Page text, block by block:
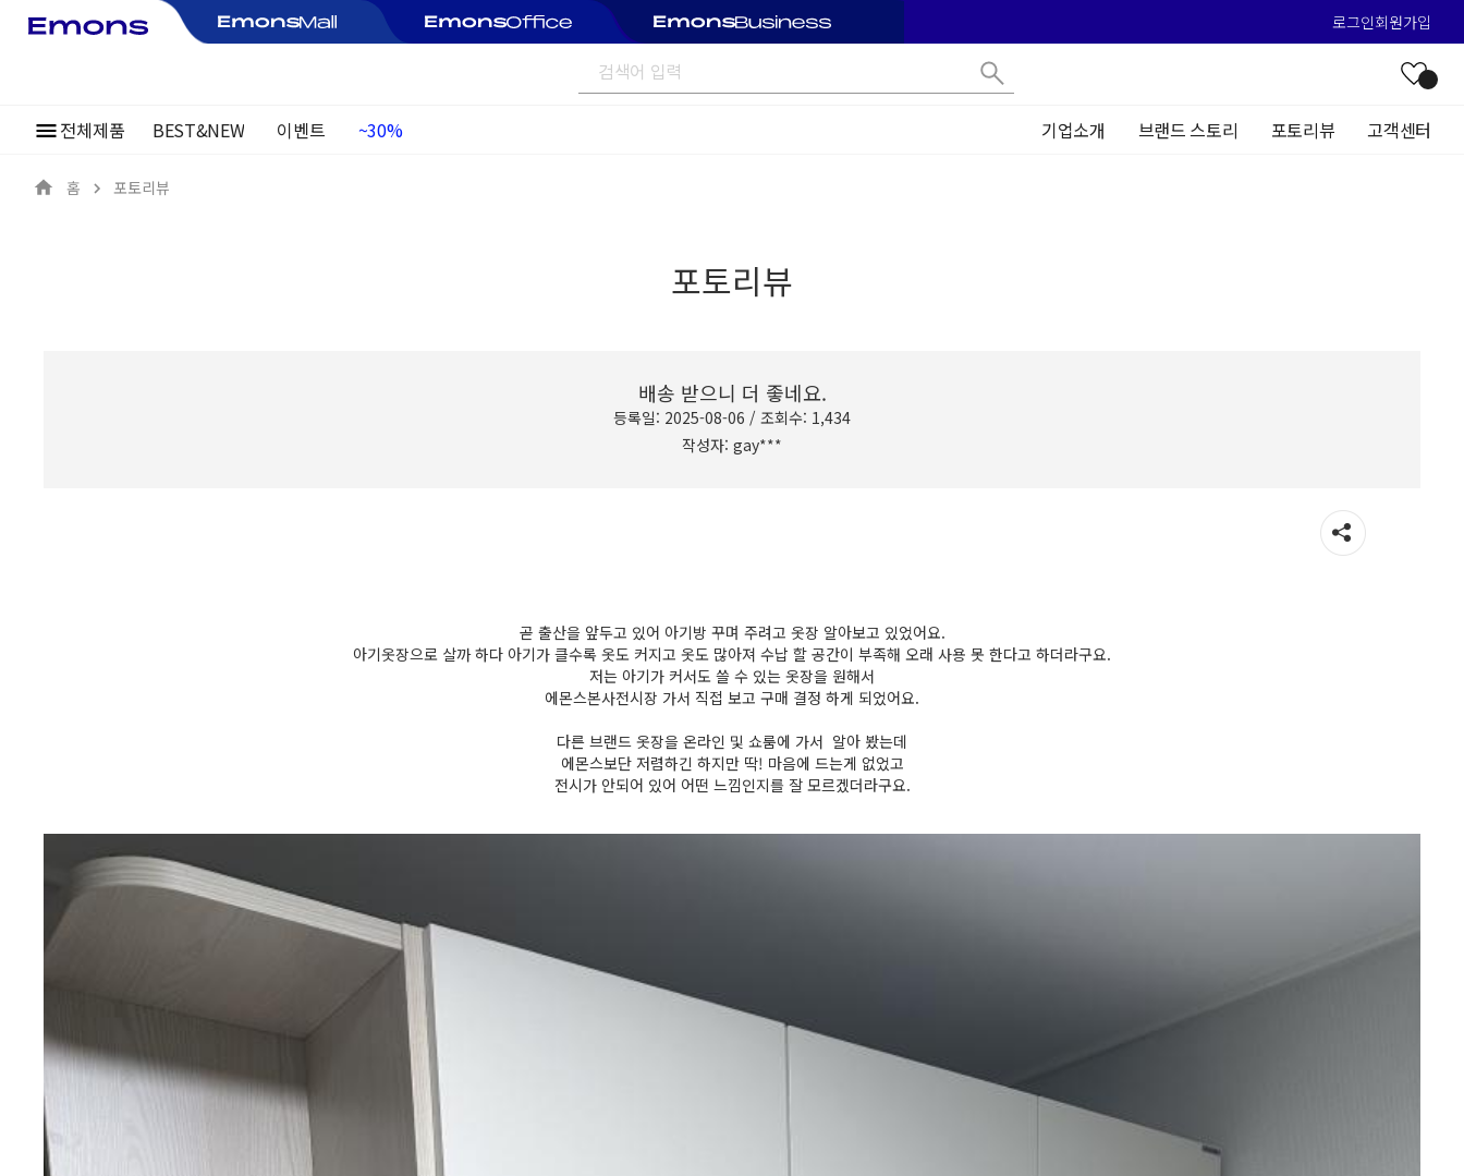
로그인회원가입
전체제품 BEST&NEW 이벤트
여름정기행사
기업소개 브랜드 스토리 포토리뷰 고객센터
홈 포토리뷰
포토리뷰
배송 받으니 더 좋네요.
등록일: 2025-08-06 / 조회수: 1,434
작성자: gay***
곧 출산을 앞두고 있어 아기방 꾸며 주려고 옷장 알아보고 있었어요.
아기옷장으로 살까 하다 아기가 클수록 옷도 커지고 옷도 많아져 수납 할 공간이 부족해 오래 사용 못 한다고 하더라구요.
저는 아기가 커서도 쓸 수 있는 옷장을 원해서
에몬스본사전시장 가서 직접 보고 구매 결정 하게 되었어요.
다른 브랜드 옷장을 온라인 및 쇼룸에 가서 알아 봤는데
에몬스보단 저렴하긴 하지만 딱! 마음에 드는게 없었고
전시가 안되어 있어 어떤 느낌인지를 잘 모르겠더라구요.